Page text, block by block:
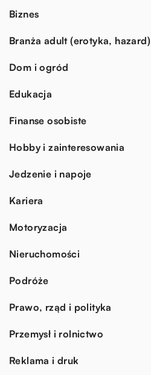
Biznes
Branża adult (erotyka, hazard)
Dom i ogród
Edukacja
Finanse osobiste
Hobby i zainteresowania
Jedzenie i napoje
Kariera
Motoryzacja
Nieruchomości
Podróże
Prawo, rząd i polityka
Przemysł i rolnictwo
Reklama i druk